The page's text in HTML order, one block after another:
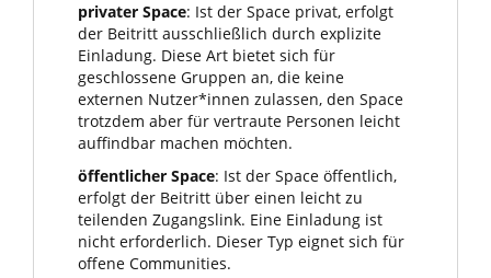
privater Space: Ist der Space privat, erfolgt
der Beitritt ausschließlich durch explizite
Einladung. Diese Art bietet sich für
geschlossene Gruppen an, die keine
externen Nutzer*innen zulassen, den Space
trotzdem aber für vertraute Personen leicht
auffindbar machen möchten.
öffentlicher Space: Ist der Space öffentlich,
erfolgt der Beitritt über einen leicht zu
teilenden Zugangslink. Eine Einladung ist
nicht erforderlich. Dieser Typ eignet sich für
offene Communities.